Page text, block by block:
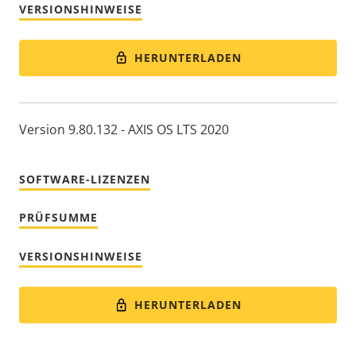
VERSIONSHINWEISE
HERUNTERLADEN
Version 9.80.132 - AXIS OS LTS 2020
SOFTWARE-LIZENZEN
PRÜFSUMME
VERSIONSHINWEISE
HERUNTERLADEN